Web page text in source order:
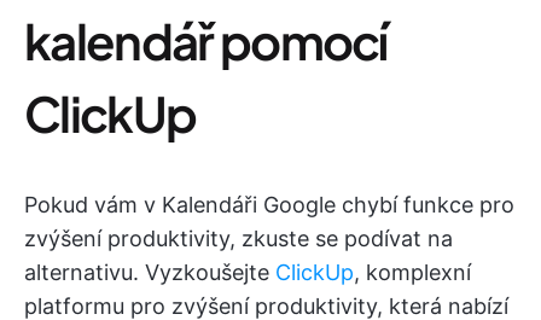
kalendář pomocí
ClickUp
Pokud vám v Kalendáři Google chybí funkce pro
zvýšení produktivity, zkuste se podívat na
alternativu. Vyzkoušejte ClickUp, komplexní
platformu pro zvýšení produktivity, která nabízí